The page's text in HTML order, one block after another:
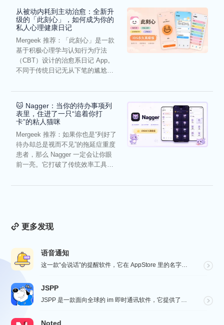
从被动内耗到主动治愈：全新升
级的「此刻心」，如何成为你的
私人心理健康日记
Mergeek 推荐：「此刻心」是一款
基于积极心理学与认知行为疗法
（CBT）设计的治愈系日记 App。
不同于传统日记无从下笔的尴尬，
🐱 Nagger：当你的待办事项列
表里，住进了一只“追着你打
卡”的粘人猫咪
Mergeek 推荐：如果你也是“列好了
待办却总是视而不见”的拖延症重度
患者，那么 Nagger 一定会让你眼
前一亮。它打破了传统效率工具冰
更多发现
语音通知
这一款“会说话”的提醒软件，它在 AppStore 里的名字很直白，就叫做“语音通知”！因为它的核心...
JSPP
JSPP 是一款面向全球的 im 即时通讯软件，它提供了安全、稳定、高效的通讯服务，免费音视频通话，...
Noted